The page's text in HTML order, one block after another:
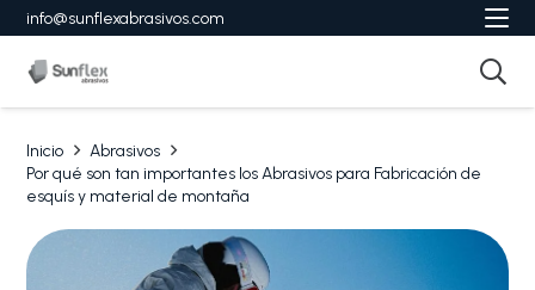
info@sunflexabrasivos.com
Inicio
Abrasivos
Por qué son tan importantes los Abrasivos para Fabricación de
esquís y material de montaña